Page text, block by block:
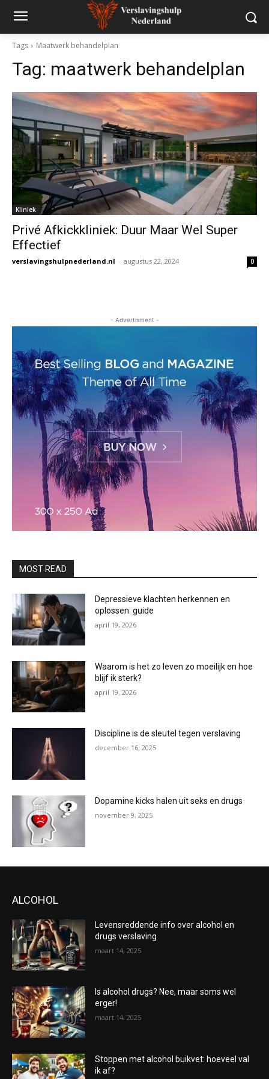
Tags Maatwerk behandelplan
Tag: maatwerk behandelplan
Kliniek
Privé Afkickkliniek: Duur Maar Wel Super
Effectief
verslavingshulpnederland.nl - augustus 22, 2024 0
- Advertisment -
MOST READ
Depressieve klachten herkennen en
oplossen: guide
april 19, 2026
Waarom is het zo leven zo moeilijk en hoe
blijf ik sterk?
april 19, 2026
Discipline is de sleutel tegen verslaving
december 16, 2025
Dopamine kicks halen uit seks en drugs
november 9, 2025
ALCOHOL
Levensreddende info over alcohol en
drugs verslaving
maart 14, 2025
Is alcohol drugs? Nee, maar soms wel
erger!
maart 14, 2025
Stoppen met alcohol buikvet: hoeveel val
ik af?